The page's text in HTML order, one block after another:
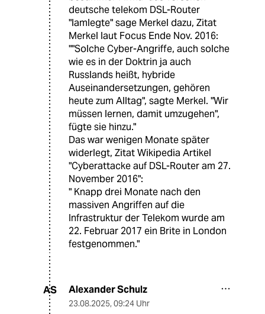
deutsche telekom DSL-Router
"lamlegte" sage Merkel dazu, Zitat
Merkel laut Focus Ende Nov. 2016:
""Solche Cyber-Angriffe, auch solche
wie es in der Doktrin ja auch
Russlands heißt, hybride
Auseinandersetzungen, gehören
heute zum Alltag", sagte Merkel. "Wir
müssen lernen, damit umzugehen",
fügte sie hinzu."
Das war wenigen Monate später
widerlegt, Zitat Wikipedia Artikel
"Cyberattacke auf DSL-Router am 27.
November 2016":
" Knapp drei Monate nach den
massiven Angriffen auf die
Infrastruktur der Telekom wurde am
22. Februar 2017 ein Brite in London
festgenommen."
AS Alexander Schulz
23.08.2025, 09:24 Uhr